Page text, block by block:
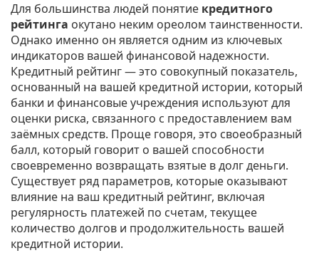
Для большинства людей понятие кредитного
рейтинга окутано неким ореолом таинственности.
Однако именно он является одним из ключевых
индикаторов вашей финансовой надежности.
Кредитный рейтинг — это совокупный показатель,
основанный на вашей кредитной истории, который
банки и финансовые учреждения используют для
оценки риска, связанного с предоставлением вам
заёмных средств. Проще говоря, это своеобразный
балл, который говорит о вашей способности
своевременно возвращать взятые в долг деньги.
Существует ряд параметров, которые оказывают
влияние на ваш кредитный рейтинг, включая
регулярность платежей по счетам, текущее
количество долгов и продолжительность вашей
кредитной истории.